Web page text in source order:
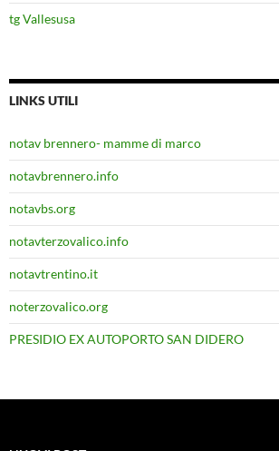
tg Vallesusa
LINKS UTILI
notav brennero- mamme di marco
notavbrennero.info
notavbs.org
notavterzovalico.info
notavtrentino.it
noterzovalico.org
PRESIDIO EX AUTOPORTO SAN DIDERO